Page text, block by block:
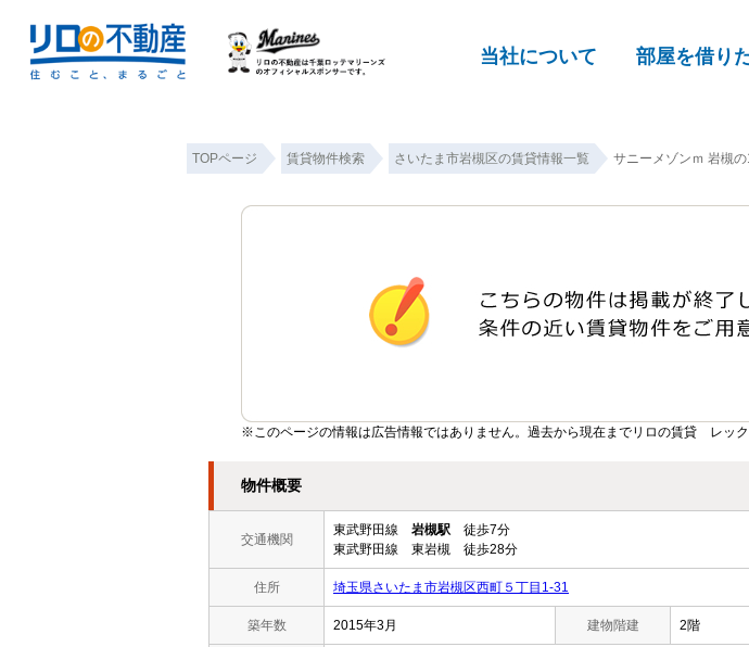
当社について 部屋を借り
TOPページ 賃貸物件検索 さいたま市岩槻区の賃貸情報一覧 サニーメゾンｍ 岩槻
※このページの情報は広告情報ではありません。過去から現在までリロの賃貸 レッ
物件概要
交通機関
東武野田線 岩槻駅 徒歩7分
東武野田線 東岩槻 徒歩28分
住所 埼玉県さいたま市岩槻区西町５丁目1-31
築年数 2015年3月 建物階建 2階